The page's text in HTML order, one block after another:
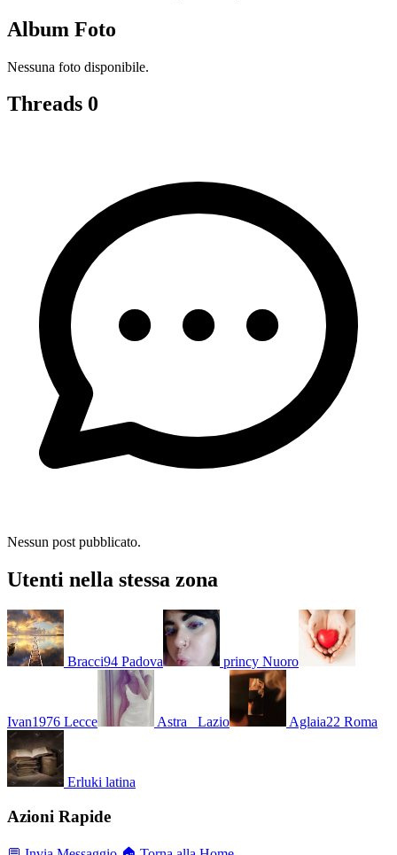
Album Foto
Nessuna foto disponibile.
Threads 0
Nessun post pubblicato.
Utenti nella stessa zona
Bracci94 Padova princy Nuoro
Ivan1976 Lecce Astra_ Lazio Aglaia22 Roma
Erluki latina
Azioni Rapide